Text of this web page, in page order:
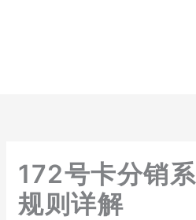
172号卡分销
规则详解